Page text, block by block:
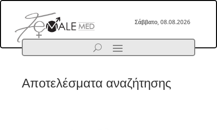
Σάββατο, 08.08.2026
Αποτελέσματα αναζήτησης